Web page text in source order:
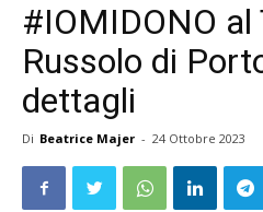
#IOMIDONO al
Russolo di
dettagli
Di Beatrice Majer - 24 Ottobre 2023